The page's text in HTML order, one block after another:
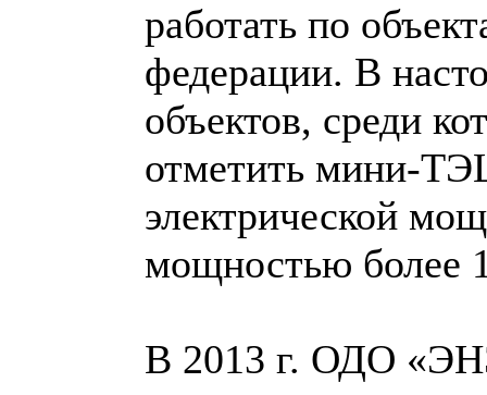
работать по
федерации. В
объектов, среди
отметить мини-
электрической
мощностью более
В 2013 г. ОДО